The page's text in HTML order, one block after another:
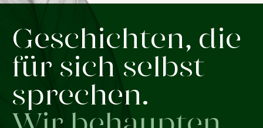
Geschichten, die
für sich selbst
sprechen.